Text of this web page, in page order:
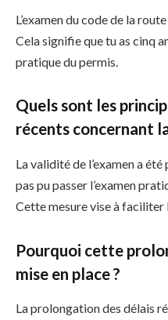
L’examen du code de la
Cela signifie que tu as cinq
pratique du permis.
Quels sont les
récents concernant
La validité de l’examen a
pas pu passer l’examen
Cette mesure vise à faciliter
Pourquoi cette
mise en place ?
La prolongation des délais